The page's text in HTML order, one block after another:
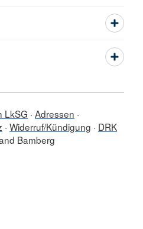
LkSG Adressen
Widerruf/Kündigung
DRK
Bamberg